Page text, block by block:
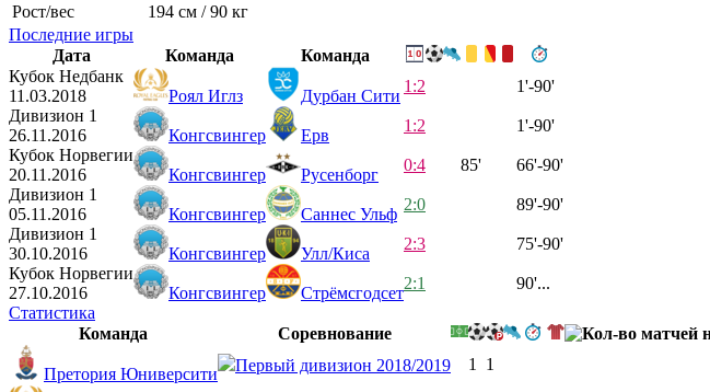
Рост/вес
194 см / 90 кг
Последние игры
Дата
Команда
Команда
Кубок Недбанк
11.03.2018
Роял Иглз Дурбан Сити
1:2
1'-90'
Дивизион 1
26.11.2016
Конгсвингер Ерв
1:2
1'-90'
Кубок Норвегии
20.11.2016
Конгсвингер Русенборг
0:4 85'
66'-90'
Дивизион 1
05.11.2016
Конгсвингер Саннес Ульф
2:0
89'-90'
Дивизион 1
30.10.2016
Конгсвингер Улл/Киса
2:3
75'-90'
Кубок Норвегии
27.10.2016
Конгсвингер Стрёмсгодсет
2:1
90'...
Статистика
Команда
Соревнование
Претория Юниверсити Первый дивизион 2018/2019 1 1